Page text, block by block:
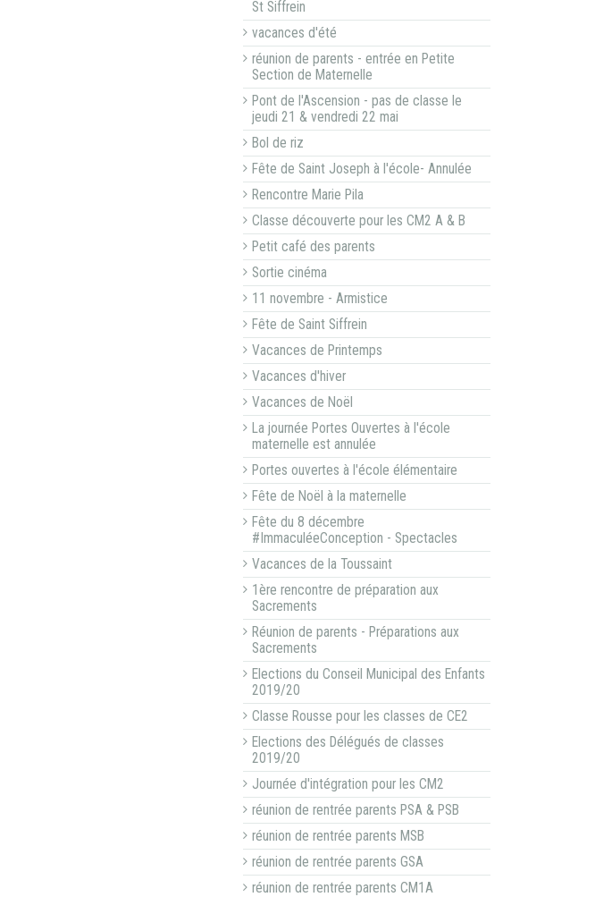
St Siffrein
vacances d'été
réunion de parents - entrée en Petite
Section de Maternelle
Pont de l'Ascension - pas de classe le
jeudi 21 & vendredi 22 mai
Bol de riz
Fête de Saint Joseph à l'école- Annulée
Rencontre Marie Pila
Classe découverte pour les CM2 A & B
Petit café des parents
Sortie cinéma
11 novembre - Armistice
Fête de Saint Siffrein
Vacances de Printemps
Vacances d'hiver
Vacances de Noël
La journée Portes Ouvertes à l'école
maternelle est annulée
Portes ouvertes à l'école élémentaire
Fête de Noël à la maternelle
Fête du 8 décembre
#ImmaculéeConception - Spectacles
Vacances de la Toussaint
1ère rencontre de préparation aux
Sacrements
Réunion de parents - Préparations aux
Sacrements
Elections du Conseil Municipal des Enfants
2019/20
Classe Rousse pour les classes de CE2
Elections des Délégués de classes
2019/20
Journée d'intégration pour les CM2
réunion de rentrée parents PSA & PSB
réunion de rentrée parents MSB
réunion de rentrée parents GSA
réunion de rentrée parents CM1A